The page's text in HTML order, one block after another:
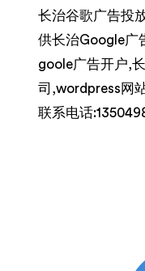
长治谷歌广告投
供长治Google广
goole广告开户,
司,wordpress网
联系电话